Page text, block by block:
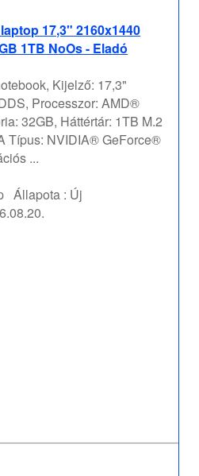
17,3" 2160x1440
1TB NoOs - Eladó
Kijelző: 17,3"
Processzor: AMD®
32GB, Háttértár: 1TB M.2
Típus: NVIDIA® GeForce®
...
Állapota : Új